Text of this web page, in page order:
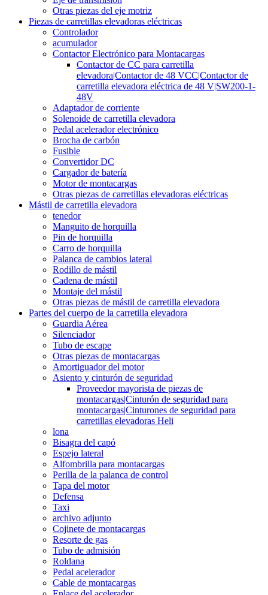
Otras piezas del eje motriz
Piezas de carretillas elevadoras eléctricas
Controlador
acumulador
Contactor Electrónico para Montacargas
Contactor de CC para carretilla
elevadora|Contactor de 48 VCC|Contactor de
carretilla elevadora eléctrica de 48 V|SW200-1-
48V
Adaptador de corriente
Solenoide de carretilla elevadora
Pedal acelerador electrónico
Brocha de carbón
Fusible
Convertidor DC
Cargador de batería
Motor de montacargas
Otras piezas de carretillas elevadoras eléctricas
Mástil de carretilla elevadora
tenedor
Manguito de horquilla
Pin de horquilla
Carro de horquilla
Palanca de cambios lateral
Rodillo de mástil
Cadena de mástil
Montaje del mástil
Otras piezas de mástil de carretilla elevadora
Partes del cuerpo de la carretilla elevadora
Guardia Aérea
Silenciador
Tubo de escape
Otras piezas de montacargas
Amortiguador del motor
Asiento y cinturón de seguridad
Proveedor mayorista de piezas de
montacargas|Cinturón de seguridad para
montacargas|Cinturones de seguridad para
carretillas elevadoras Heli
lona
Bisagra del capó
Espejo lateral
Alfombrilla para montacargas
Perilla de la palanca de control
Tapa del motor
Defensa
Taxi
archivo adjunto
Cojinete de montacargas
Resorte de gas
Tubo de admisión
Roldana
Pedal acelerador
Cable de montacargas